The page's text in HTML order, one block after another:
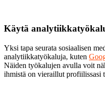
Käytä
Yksi tapa seurata sosiaalisen
analytiikkatyökaluja, kuten
Näiden työkalujen avulla voit
ihmistä on vieraillut profiilissasi